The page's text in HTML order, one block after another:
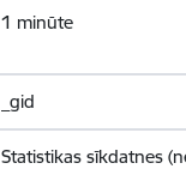
1 minūte
_gid
Statistikas sīkdatnes